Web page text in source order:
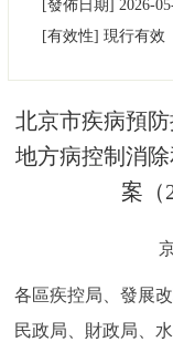
個人服務
便民服務
政民互動
[發佈日期] 2026-
[有效性] 現行有效
北京市疾病預
地方病控制消
案（
各區疾控局、發展
民政局、財政局、